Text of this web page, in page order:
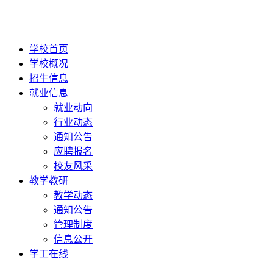
学校首页
学校概况
招生信息
就业信息
就业动向
行业动态
通知公告
应聘报名
校友风采
教学教研
教学动态
通知公告
管理制度
信息公开
学工在线